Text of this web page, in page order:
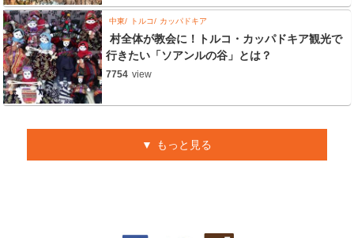
中東 トルコ カッパドキア
村全体が教会に！トルコ・カッパドキア観光で
行きたい「ソアンルの谷」とは？
7754 view
もっと見る